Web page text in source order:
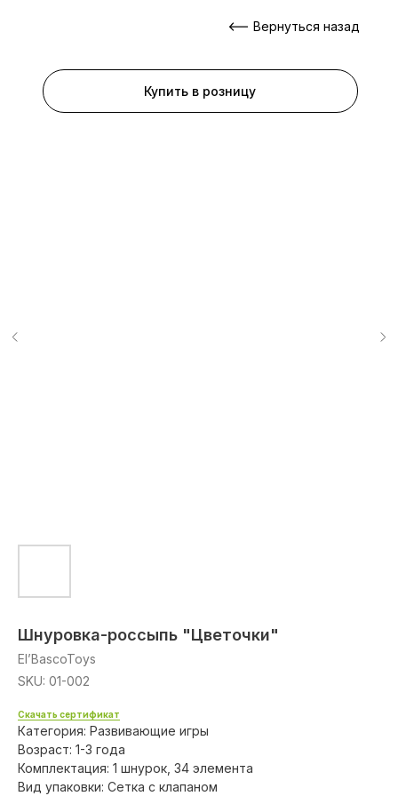
Купить в розницу
Вернуться назад
Шнуровка-россыпь "Цветочки"
El’BascoToys
SKU: 01-002
Скачать сертификат
Категория: Развивающие игры
Возраст: 1-3 года
Комплектация: 1 шнурок, 34 элемента
Вид упаковки: Сетка с клапаном